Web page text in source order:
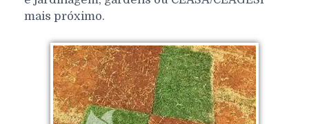
mais próximo.